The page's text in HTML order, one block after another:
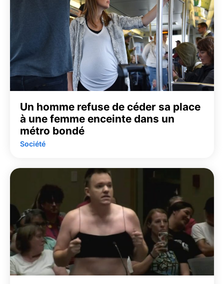
Un homme refuse de céder sa place
à une femme enceinte dans un
métro bondé
Société